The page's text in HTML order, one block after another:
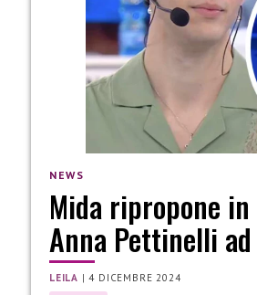
NEWS
Mida ripropone
Anna Pettinelli
LEILA |4 DICEMBRE 2024